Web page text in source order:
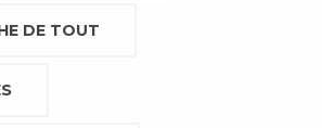
DE TOUT